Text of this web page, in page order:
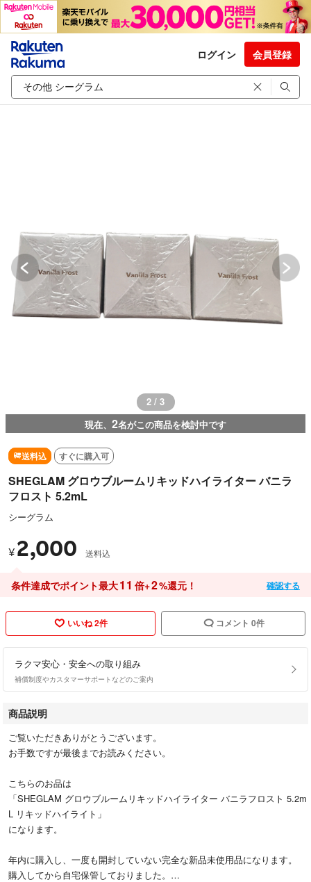
ログイン 会員登録
3 / 3
現在、 2名がこの商品を検討中です
送料込 すぐに購入可
SHEGLAM グロウブルームリキッドハイライター バニラ
フロスト 5.2mL
シーグラム
¥ 2,000 送料込
条件達成でポイント最大11 倍+2%還元！ 確認する
いいね 2件 コメント 0件
ラクマ安心・安全への取り組み
補償制度やカスタマーサポートなどのご案内
商品説明
ご覧いただきありがとうございます。
お手数ですが最後までお読みください。
こちらのお品は
「SHEGLAM グロウブルームリキッドハイライター バニラフロスト 5.2m
L リキッドハイライト」
になります。
年内に購入し、一度も開封していない完全な新品未使用品になります。
購入してから自宅保管しておりました。